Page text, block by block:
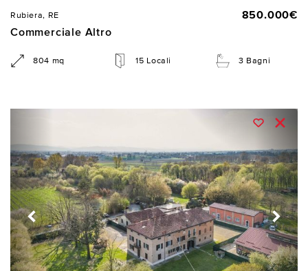
Rubiera, RE
850.000€
Commerciale Altro
804 mq 15 Locali 3 Bagni